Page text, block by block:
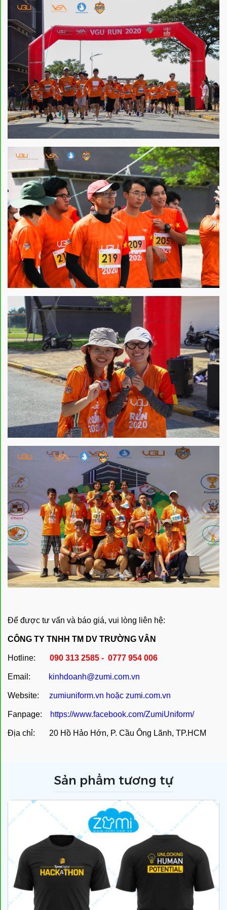
Để được tư vấn và báo giá, vui lòng liên hệ:
CÔNG TY TNHH TM DV TRƯỜNG VÂN
Hotline: 090 313 2585 - 0777 954 006
Email: kinhdoanh@zumi.com.vn
Website: zumiuniform.vn hoặc zumi.com.vn
Fanpage: https://www.facebook.com/ZumiUniform/
Địa chỉ: 20 Hồ Hảo Hớn, P. Cầu Ông Lãnh, TP.HCM
Sản phẩm tương tự